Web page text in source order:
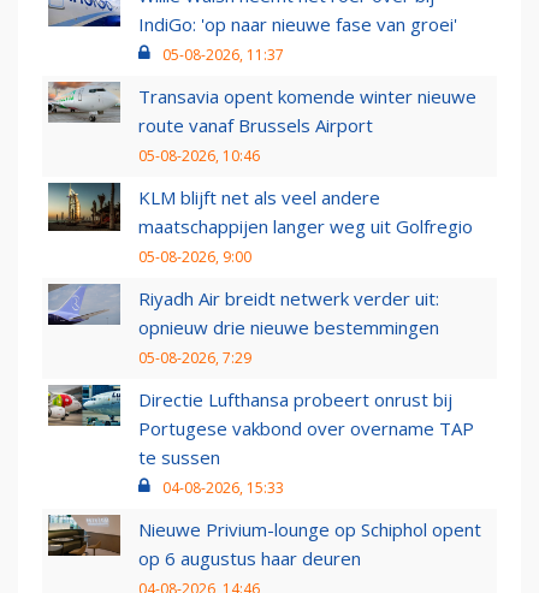
IndiGo: 'op naar nieuwe fase van groei'
05-08-2026, 11:37
Transavia opent komende winter nieuwe
route vanaf Brussels Airport
05-08-2026, 10:46
KLM blijft net als veel andere
maatschappijen langer weg uit Golfregio
05-08-2026, 9:00
Riyadh Air breidt netwerk verder uit:
opnieuw drie nieuwe bestemmingen
05-08-2026, 7:29
Directie Lufthansa probeert onrust bij
Portugese vakbond over overname TAP
te sussen
04-08-2026, 15:33
Nieuwe Privium-lounge op Schiphol opent
op 6 augustus haar deuren
04-08-2026, 14:46